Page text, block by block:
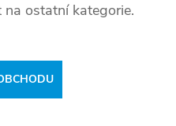
na ostatní kategorie.